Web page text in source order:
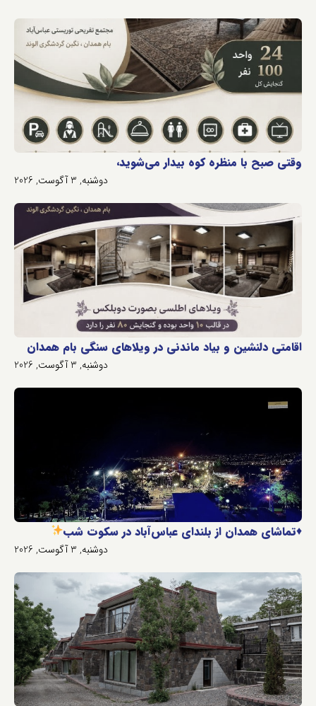
وقتی صبح با منظره کوه بیدار می‌شوید،
دوشنبه, 3 آگوست, 2026
اقامتی دلنشین و بیاد ماندنی در ویلاهای سنگی بام همدان
دوشنبه, 3 آگوست, 2026
♦️تماشای همدان از بلندای عباس‌آباد در سکوت شب
دوشنبه, 3 آگوست, 2026